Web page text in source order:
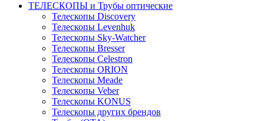
ТЕЛЕСКОПЫ и Трубы оптические
Телескопы Discovery
Телескопы Levenhuk
Телескопы Sky-Watcher
Телескопы Bresser
Телескопы Celestron
Телескопы ORION
Телескопы Meade
Телескопы Veber
Телескопы KONUS
Телескопы других брендов